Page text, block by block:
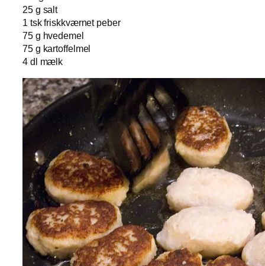
25 g salt
1 tsk friskkværnet peber
75 g hvedemel
75 g kartoffelmel
4 dl mælk